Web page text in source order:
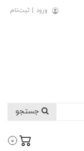
ورود | ثبت‌نام
0